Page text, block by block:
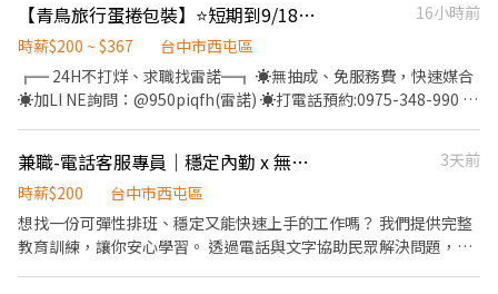
一定上滿8小） 【薪資待遇】 ⭐️207$ 【地址】 ⭐️台中市西屯區台灣
大道3段301號 【應徵方式】 ⭐️加入行動條碼:
https://reurl.cc/aXMg1D ⭐️加入後請傳「姓名＋電話＋截圖職缺」
-- 電話未接請加入上方連結並留言，訊息必回覆 其他地區職缺也歡
迎詢問！ ❌絕無詐騙｜⭕️免費諮詢⭕️安心上工
【青鳥旅行蛋捲包裝】⭐短期到9/18⭐ ((✦時薪$200起/周休六日✦)
16小時前
時薪$200 ~ $367
台中市西屯區
╔═ 24H不打烊、求職找雷諾═╗ ☀️無抽成、免服務費，快速媒合
☀️加LI NE詢問：@950piqfh(雷諾) ☀️打電話預約:0975-348-990 ☀️
✅【需配合定點久站、旺季配合加班】 ✅【固定班/免經驗/免無塵/
工作簡單好上手】 ⭐短期到115/9/18，依工作表現有機會延長⭐
▬▬▬▬工作內容▬▬▬▬ 【工作地點】：台中市西屯區工業三十
六路X號 【工作內容】：蛋捲內餡填充、包裝出貨 【工作時間】：
兼職-電話客服專員｜穩定內勤 x 無業績壓力｜台中東海郵局大樓 ＜47C29＞
3天前
時薪$200
台中市西屯區
想找一份可彈性排班、穩定又能快速上手的工作嗎？ 我們提供完整
教育訓練，讓你安心學習。 透過電話與文字協助民眾解決問題，無